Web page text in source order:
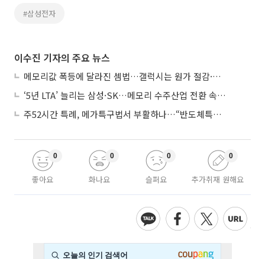
#삼성전자
이수진 기자의 주요 뉴스
메모리값 폭등에 달라진 셈법…갤럭시는 원가 절감·아이폰은 서비스 확대
‘5년 LTA’ 늘리는 삼성·SK…메모리 수주산업 전환 속 다른 셈법
주52시간 특례, 메가특구법서 부활하나…“반도체특별법 담겨야”
좋아요
0
화나요
0
슬퍼요
0
추가취재 원해요
0